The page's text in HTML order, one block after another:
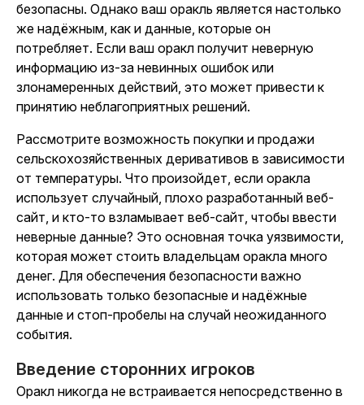
безопасны. Однако ваш оракль является настолько
же надёжным, как и данные, которые он
потребляет. Если ваш оракл получит неверную
информацию из-за невинных ошибок или
злонамеренных действий, это может привести к
принятию неблагоприятных решений.
Рассмотрите возможность покупки и продажи
сельскохозяйственных деривативов в зависимости
от температуры. Что произойдет, если оракла
использует случайный, плохо разработанный веб-
сайт, и кто-то взламывает веб-сайт, чтобы ввести
неверные данные? Это основная точка уязвимости,
которая может стоить владельцам оракла много
денег. Для обеспечения безопасности важно
использовать только безопасные и надёжные
данные и стоп-пробелы на случай неожиданного
события.
Введение сторонних игроков
Оракл никогда не встраивается непосредственно в